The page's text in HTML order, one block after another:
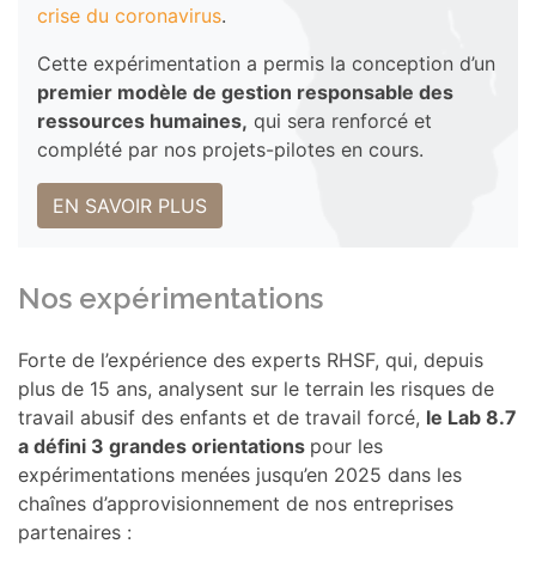
crise du coronavirus.
Cette expérimentation a permis la conception d’un
premier modèle de gestion responsable des
ressources humaines, qui sera renforcé et
complété par nos projets-pilotes en cours.
EN SAVOIR PLUS
Nos expérimentations
Forte de l’expérience des experts RHSF, qui, depuis
plus de 15 ans, analysent sur le terrain les risques de
travail abusif des enfants et de travail forcé, le Lab 8.7
a défini 3 grandes orientations pour les
expérimentations menées jusqu’en 2025 dans les
chaînes d’approvisionnement de nos entreprises
partenaires :